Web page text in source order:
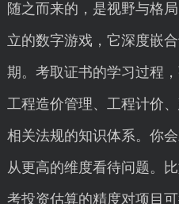
随之而来的，是视野与格
立的数字游戏，它深度嵌
期。考取证书的学习过程
工程造价管理、工程计价
相关法规的知识体系。你
从更高的维度看待问题。
考投资估算的精度对项目